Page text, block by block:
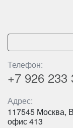
Телефон:
+7 926 233
Адрес:
117545 Москва,
офис 413